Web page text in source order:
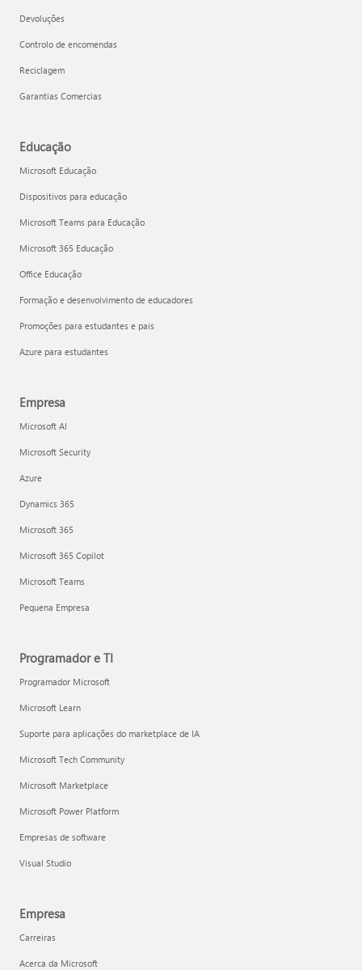
Devoluções
Controlo de encomendas
Reciclagem
Garantias Comercias
Educação
Microsoft Educação
Dispositivos para educação
Microsoft Teams para Educação
Microsoft 365 Educação
Office Educação
Formação e desenvolvimento de educadores
Promoções para estudantes e pais
Azure para estudantes
Empresa
Microsoft AI
Microsoft Security
Azure
Dynamics 365
Microsoft 365
Microsoft 365 Copilot
Microsoft Teams
Pequena Empresa
Programador e TI
Programador Microsoft
Microsoft Learn
Suporte para aplicações do marketplace de IA
Microsoft Tech Community
Microsoft Marketplace
Microsoft Power Platform
Empresas de software
Visual Studio
Empresa
Carreiras
Acerca da Microsoft